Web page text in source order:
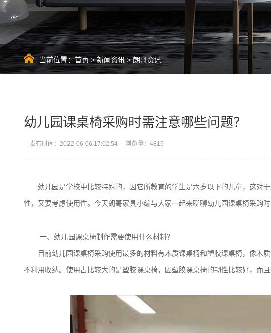
当前位置：首页>新闻资讯>朗哥资讯
幼儿园课桌椅采购时需注意哪些问题？
发布时间：2022-06-06 17:02:54 浏览量：4819
幼儿园是学校中比较特殊的，因它所教育的学生是六岁以下的儿童，这对
性，又要考虑使用性。今天朗哥家具小编与大家一起来聊聊幼儿园课桌椅采购时
一、幼儿园课桌椅制作需要使用什么材料？
目前幼儿园课桌椅采购使用最多的材料有木质课桌椅和塑胶课桌椅，像木
不利用收纳。使用占比较大的是塑胶课桌椅，因塑胶课桌椅的韧性比较好，而且